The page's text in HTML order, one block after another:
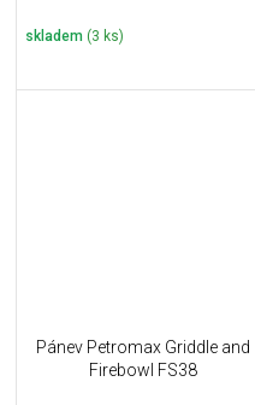
skladem (3 ks)
Pánev Petromax Griddle and
Firebowl FS38